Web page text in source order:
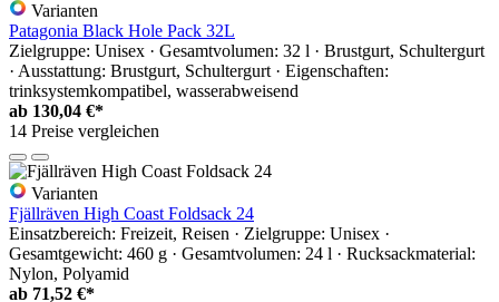
Varianten
Patagonia Black Hole Pack 32L
Zielgruppe: Unisex · Gesamtvolumen: 32 l · Brustgurt, Schultergurt
· Ausstattung: Brustgurt, Schultergurt · Eigenschaften:
trinksystemkompatibel, wasserabweisend
ab 130,04 €*
14 Preise vergleichen
Varianten
Fjällräven High Coast Foldsack 24
Einsatzbereich: Freizeit, Reisen · Zielgruppe: Unisex ·
Gesamtgewicht: 460 g · Gesamtvolumen: 24 l · Rucksackmaterial:
Nylon, Polyamid
ab 71,52 €*